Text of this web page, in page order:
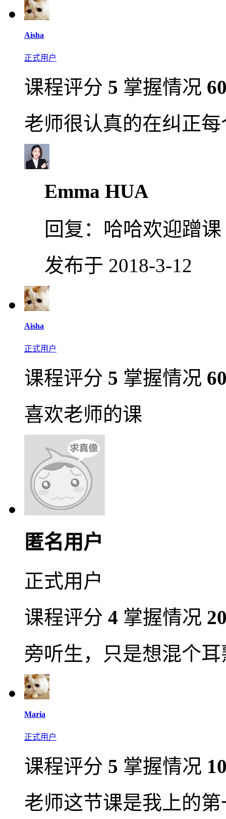
Aisha
正式用户
课程评分 5 掌握情况
老师很认真的在纠正
Emma HUA
回复： 哈哈欢迎蹭课
发布于 2018-3-12
Aisha
正式用户
课程评分 5 掌握情况
喜欢老师的课
匿名用户
正式用户
课程评分 4 掌握情况
旁听生，只是想混个
Maria
正式用户
课程评分 5 掌握情况
老师这节课是我上的